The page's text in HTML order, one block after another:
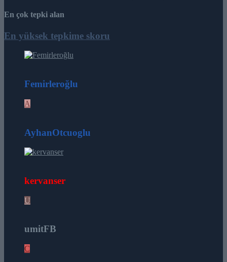
En çok tepki alan
En yüksek tepkime skoru
Femirleroğlu
A
AyhanOtcuoglu
kervanser
U
umitFB
C